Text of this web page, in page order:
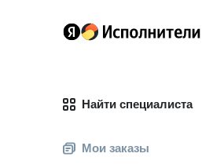
Найти специалиста
Мои заказы